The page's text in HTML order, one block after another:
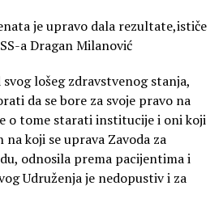
je upravo dala rezultate,ističe
a Dragan Milanović
svog lošeg zdravstvenog stanja,
da se bore za svoje pravo na
o tome starati institucije i oni koji
koji se uprava Zavoda za
odnosila prema pacijentima i
Udruženja je nedopustiv i za